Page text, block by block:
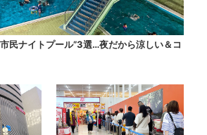
民ナイトプール”3選…夜だから涼しい＆コ